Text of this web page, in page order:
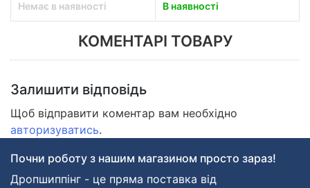
Немає в наявності В наявності
КОМЕНТАРІ ТОВАРУ
Залишити відповідь
Щоб відправити коментар вам необхідно
авторизуватись.
Почни роботу з нашим магазином просто зараз!
Дропшиппінг - це пряма поставка від